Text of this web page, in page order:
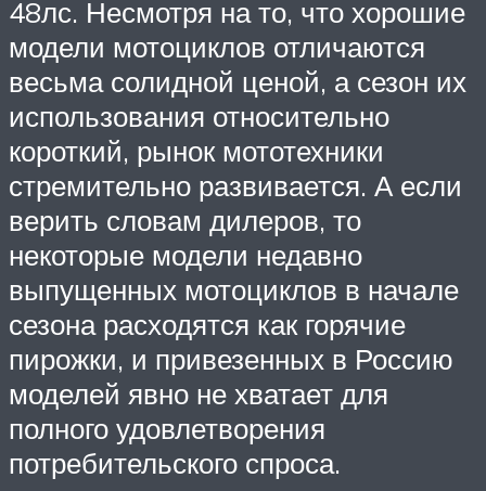
48лс. Несмотря на то, что хорошие
модели мотоциклов отличаются
весьма солидной ценой, а сезон их
использования относительно
короткий, рынок мототехники
стремительно развивается. А если
верить словам дилеров, то
некоторые модели недавно
выпущенных мотоциклов в начале
сезона расходятся как горячие
пирожки, и привезенных в Россию
моделей явно не хватает для
полного удовлетворения
потребительского спроса.